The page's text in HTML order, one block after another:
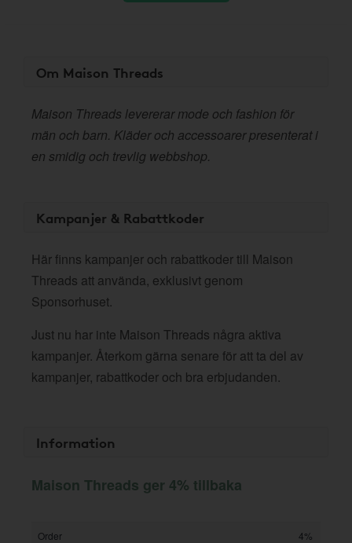
Om Maison Threads
Maison Threads levererar mode och fashion för
män och barn. Kläder och accessoarer presenterat i
en smidig och trevlig webbshop.
Kampanjer & Rabattkoder
Här finns kampanjer och rabattkoder till Maison
Threads att använda, exklusivt genom
Sponsorhuset.
Just nu har inte Maison Threads några aktiva
kampanjer. Återkom gärna senare för att ta del av
kampanjer, rabattkoder och bra erbjudanden.
Information
Maison Threads ger 4% tillbaka
Order 4%